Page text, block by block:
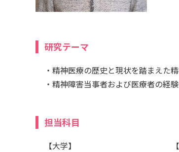
研究テーマ
・精神医療の歴史と現状を踏まえた
・精神障害当事者および医療者の経
担当科目
【大学】